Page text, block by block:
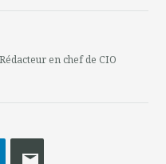
en chef de CIO